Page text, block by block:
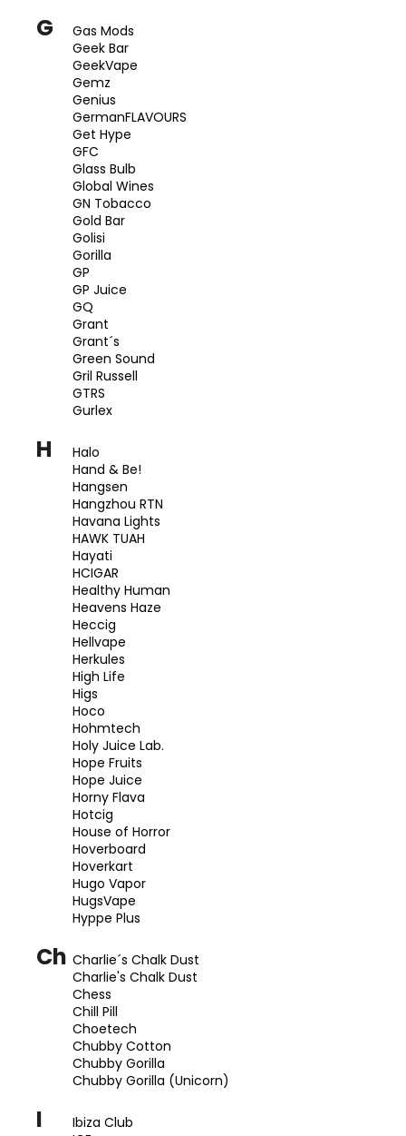
G
Gas Mods
Geek Bar
GeekVape
Gemz
Genius
GermanFLAVOURS
Get Hype
GFC
Glass Bulb
Global Wines
GN Tobacco
Gold Bar
Golisi
Gorilla
GP
GP Juice
GQ
Grant
Grant´s
Green Sound
Gril Russell
GTRS
Gurlex
H
Halo
Hand & Be!
Hangsen
Hangzhou RTN
Havana Lights
HAWK TUAH
Hayati
HCIGAR
Healthy Human
Heavens Haze
Heccig
Hellvape
Herkules
High Life
Higs
Hoco
Hohmtech
Holy Juice Lab.
Hope Fruits
Hope Juice
Horny Flava
Hotcig
House of Horror
Hoverboard
Hoverkart
Hugo Vapor
HugsVape
Hyppe Plus
Ch Charlie´s Chalk Dust
Charlie's Chalk Dust
Chess
Chill Pill
Choetech
Chubby Cotton
Chubby Gorilla
Chubby Gorilla (Unicorn)
I
Ibiza Club